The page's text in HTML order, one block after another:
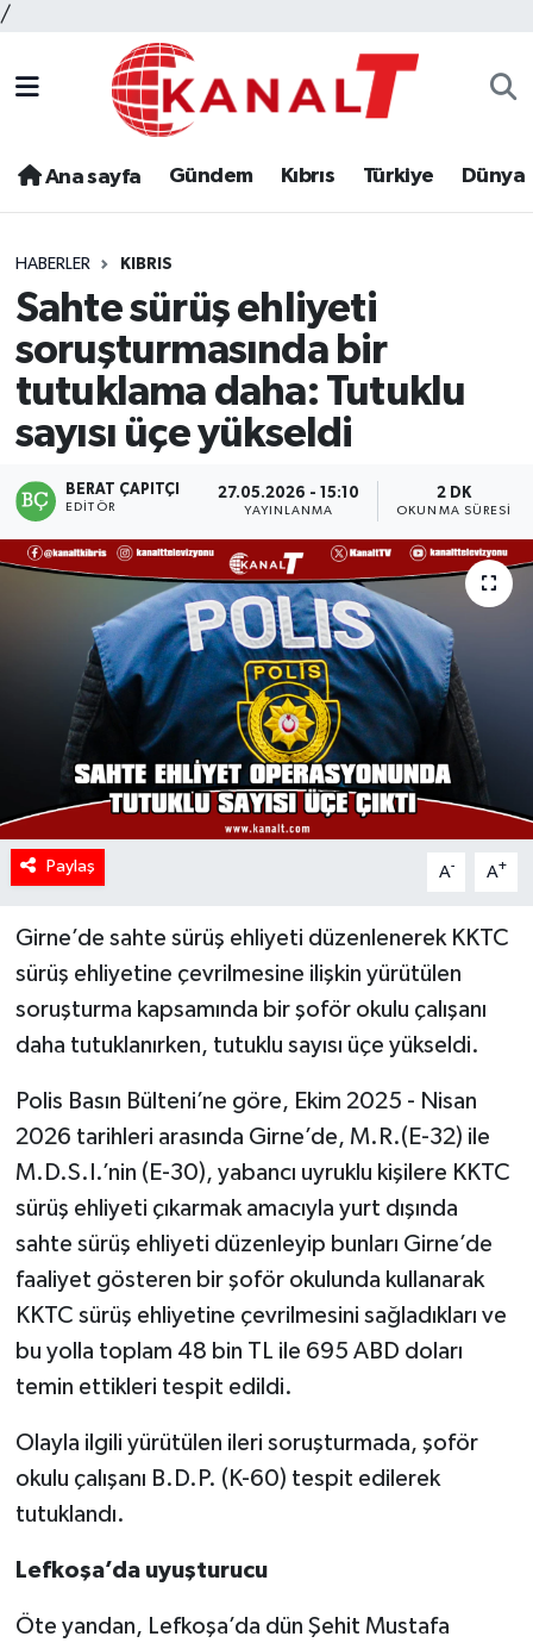
/
Ana sayfa Gündem Kıbrıs Türkiye Dünya
HABERLER KIBRIS
Sahte sürüş ehliyeti
soruşturmasında bir
tutuklama daha: Tutuklu
sayısı üçe yükseldi
BERAT ÇAPITÇI
EDITÖR
27.05.2026 - 15:10
YAYINLANMA
2 DK
OKUNMA SÜRESI
Paylaş A- A+
Girne’de sahte sürüş ehliyeti düzenlenerek KKTC
sürüş ehliyetine çevrilmesine ilişkin yürütülen
soruşturma kapsamında bir şoför okulu çalışanı
daha tutuklanırken, tutuklu sayısı üçe yükseldi.
Polis Basın Bülteni’ne göre, Ekim 2025 - Nisan
2026 tarihleri arasında Girne’de, M.R.(E-32) ile
M.D.S.I.’nin (E-30), yabancı uyruklu kişilere KKTC
sürüş ehliyeti çıkarmak amacıyla yurt dışında
sahte sürüş ehliyeti düzenleyip bunları Girne’de
faaliyet gösteren bir şoför okulunda kullanarak
KKTC sürüş ehliyetine çevrilmesini sağladıkları ve
bu yolla toplam 48 bin TL ile 695 ABD doları
temin ettikleri tespit edildi.
Olayla ilgili yürütülen ileri soruşturmada, şoför
okulu çalışanı B.D.P. (K-60) tespit edilerek
tutuklandı.
Lefkoşa’da uyuşturucu
Öte yandan, Lefkoşa’da dün Şehit Mustafa